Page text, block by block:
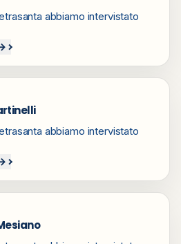
abbiamo intervistato
abbiamo intervistato